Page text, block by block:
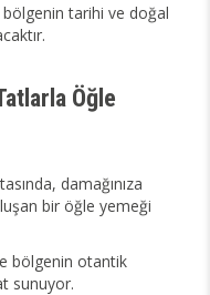
tarihi ve doğal
Öğle
damağınıza
bir öğle yemeği
bölgenin otantik
sunuyor.